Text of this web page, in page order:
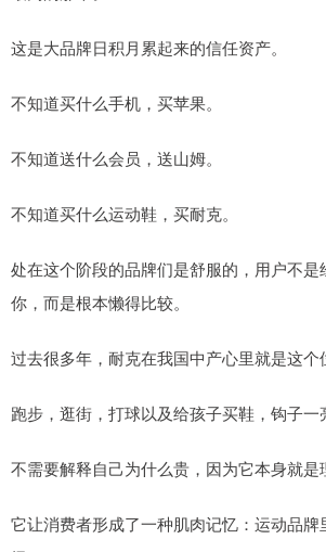
这是大品牌日积月累起来的信任资产。
不知道买什么手机，买苹果。
不知道送什么会员，送山姆。
不知道买什么运动鞋，买耐克。
处在这个阶段的品牌们是舒服的，用户不是
你，而是根本懒得比较。
过去很多年，耐克在我国中产心里就是这个
跑步，逛街，打球以及给孩子买鞋，钩子一
不需要解释自己为什么贵，因为它本身就是
它让消费者形成了一种肌肉记忆：运动品